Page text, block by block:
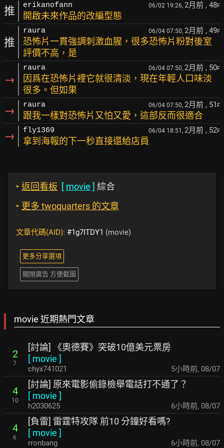
推 erikanofann 06/02 19:26, 2月前 , 48F
開啟未來作品的改編型態
推
raura 06/04 07:50, 2月前 , 49F
恐怖片一貫強調刺激血腥，很多恐怖片粉對後室
評價不高，是
→
raura 06/04 07:50, 2月前 , 50F
因爲在恐怖片裡它就很清淡，現在年輕人口味淡
很多。但如果
→ raura 06/04 07:50, 2月前 , 51 F
跟我一樣對恐怖片又怕又愛，這部反而很適合
→ fly1369 06/04 18:51, 2月前 , 52F
拿到海報的下一秒直接還給店員
‣ 返回看板 [ movie ] 綜合
‣ 更多 twoquarters 的文章
文章代碼(AID): #1g7ITDY1 (movie)
更多分享選項
關閉廣告 方便截圖
movie 近期熱門文章
2
7
[討論] 《奧德賽》突破10億美元票房
[ movie ]
chyx741021 5小時前, 08/07
4
10
[討論] 原來電影偷錄檢舉電話打不通了？
[ movie ]
h2030625 6小時前, 08/07
4
6
[負雷] 雷霆特攻隊 前10 分鐘好看嗎?
[ movie ]
rronbang 6小時前, 08/07